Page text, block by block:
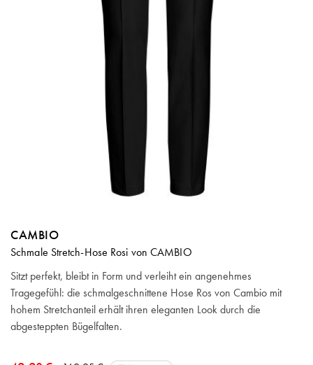
CAMBIO
Schmale Stretch-Hose Rosi von CAMBIO
Sitzt perfekt, bleibt in Form und verleiht ein angenehmes
Tragegefühl: die schmalgeschnittene Hose Ros von Cambio mit
hohem Stretchanteil erhält ihren eleganten Look durch die
abgesteppten Bügelfalten.